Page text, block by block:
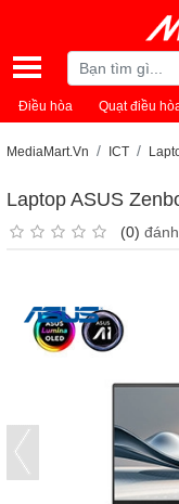
Điều hòa Quạt điều
MediaMart.Vn ICT
Laptop ASUS
(0)